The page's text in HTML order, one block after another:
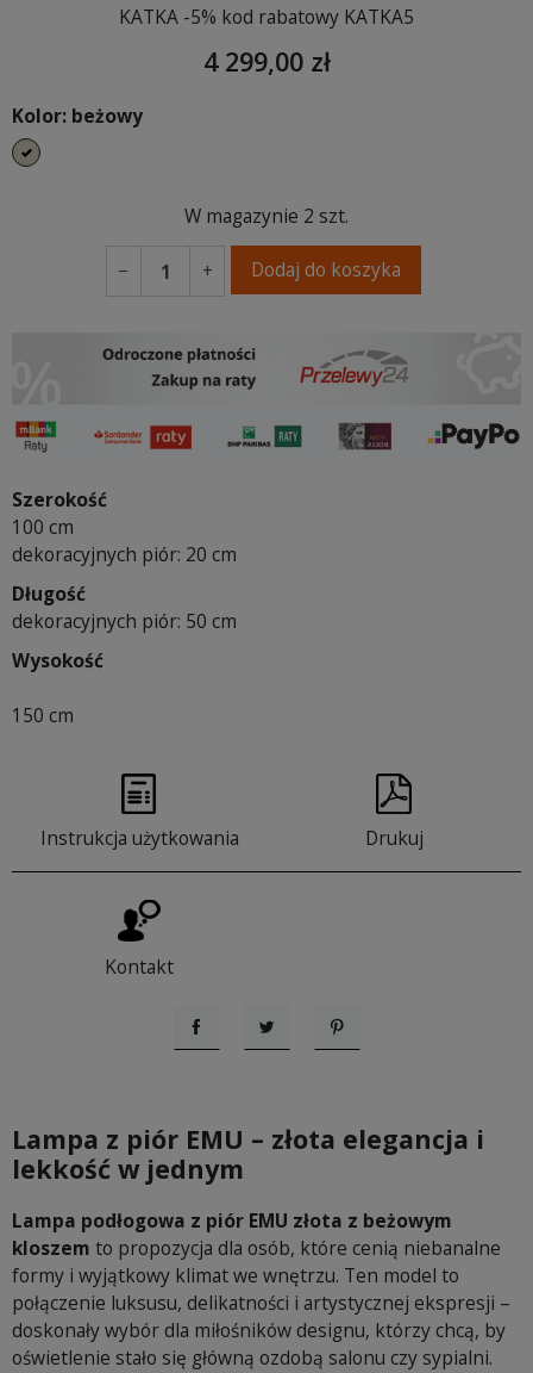
KATKA -5% kod rabatowy KATKA5
4 299,00 zł
Kolor: beżowy
beżowy
W magazynie 2 szt.
− + Dodaj do koszyka
Szerokość
100 cm
dekoracyjnych piór: 20 cm
Długość
dekoracyjnych piór: 50 cm
Wysokość
150 cm
Instrukcja użytkowania Drukuj
Kontakt
UdostępnijTweetujPinterest
Lampa z piór EMU – złota elegancja i
lekkość w jednym
Lampa podłogowa z piór EMU złota z beżowym
kloszem to propozycja dla osób, które cenią niebanalne
formy i wyjątkowy klimat we wnętrzu. Ten model to
połączenie luksusu, delikatności i artystycznej ekspresji –
doskonały wybór dla miłośników designu, którzy chcą, by
oświetlenie stało się główną ozdobą salonu czy sypialni.